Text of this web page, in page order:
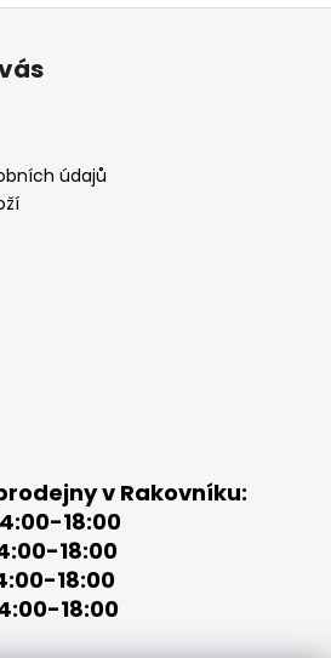
údajů
v Rakovníku:
18:00
18:00
18:00
18:00